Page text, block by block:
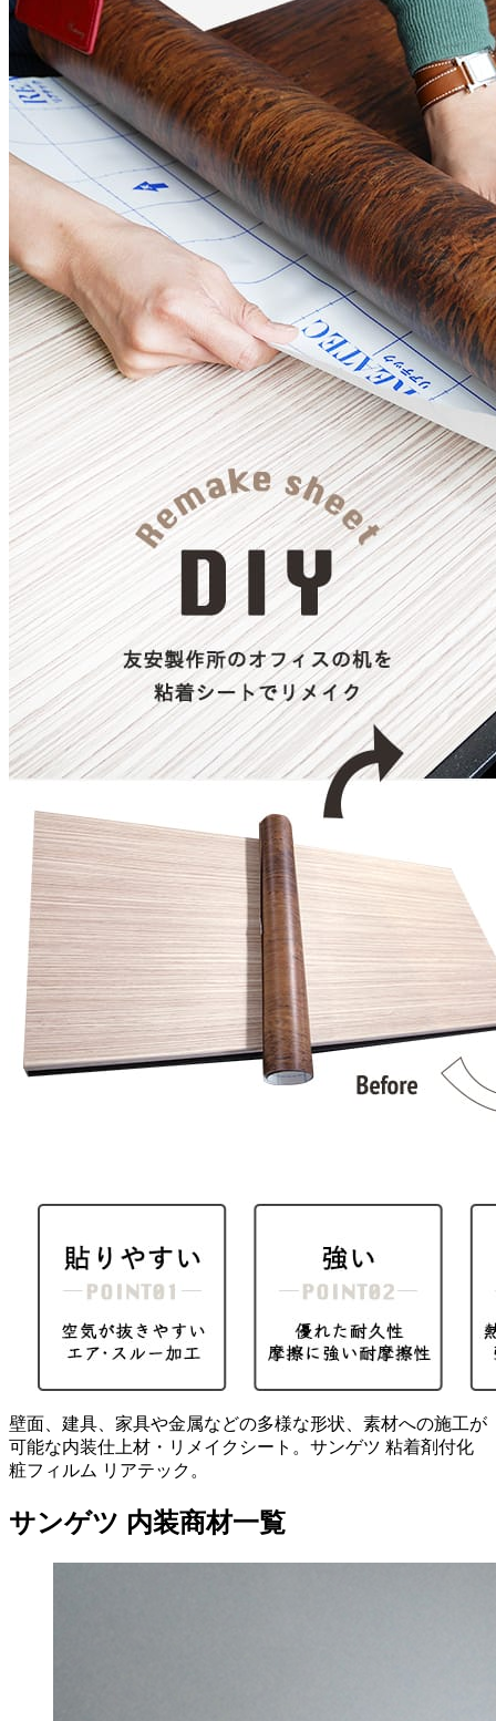
壁面、建具、家具や金属などの多様な形状、素材への施工が
可能な内装仕上材・リメイクシート。サンゲツ 粘着剤付化
粧フィルム リアテック。
サンゲツ 内装商材一覧